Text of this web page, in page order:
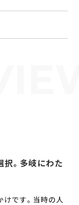
。多岐にわた
です。当時の人